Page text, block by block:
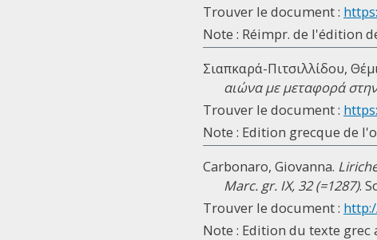
Trouver le document :
Note : Réimpr. de l'édition
Σιαπκαρά-Πιτσιλλίδου,
αιώνα με μεταφορά
Trouver le document :
Note : Εdition grecque de
Carbonaro, Giovanna.
Marc. gr. IX, 32 (=1287).
Trouver le document :
Note : Edition du texte